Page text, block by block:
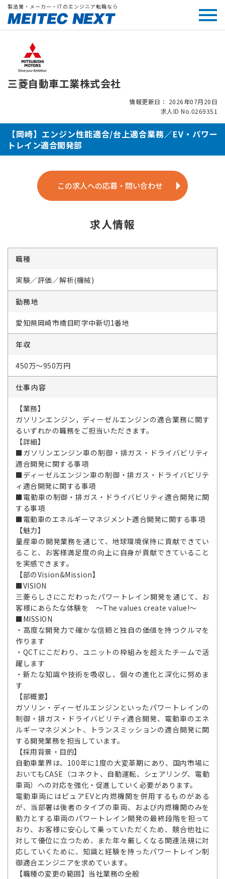
製造業・メーカー・ITのエンジニア転職なら
三菱自動車工業株式会社
情報更新日： 2026年07月20日
求人ID No.0269351
【岡崎】エンジン性能適合/台上適合業務／EV・パワー
トレイン適合開発部
この求人への応募・問い合わせ
求人情報
職種
実験／評価／解析(機械)
勤務地
愛知県岡崎市橋目町字中新切1番地
年収
450万～950万円
仕事内容
【業務】
ガソリンエンジン，ディーゼルエンジンの適合業務に関す
るいずれかの職務をご担当いただきます。
【詳細】
■ガソリンエンジン車の制御・排ガス・ドライバビリティ
適合開発に関する事項
■ディーゼルエンジン車の制御・排ガス・ドライバビリテ
ィ適合開発に関する事項
■電動車の制御・排ガス・ドライバビリティ適合開発に関
する事項
■電動車のエネルギーマネジメント適合開発に関する事項
【魅力】
量産車の開発業務を通じて、地球環境保持に貢献できてい
ること、お客様満足度の向上に自身が貢献できていること
を実感できます。
【部のVision&Mission】
■VISION
三菱らしさにこだわったパワートレイン開発を通じて、お
客様にあらたな体験を ～The values create value!～
■MISSION
・高度な開発力で確かな信頼と独自の価値を持つクルマを
作ります
・QCTにこだわり、ユニットの枠組みを超えたチームで活
躍します
・新たな知識や技術を吸収し、個々の進化と深化に努めま
す
【部概要】
ガソリン・ディーゼルエンジンといったパワートレインの
制御・排ガス・ドライバビリティ適合開発、電動車のエネ
ルギーマネジメント、トランスミッションの適合開発に関
する開発業務を担当しています。
【採用背景・目的】
自動車業界は、100年に1度の大変革期にあり、国内市場に
おいてもCASE（コネクト、自動運転、シェアリング、電動
車両）への対応を強化・促進していく必要があります。
電動車両にはピュアEVと内燃機関を併用するものがある
が、当部署は後者のタイプの車両、および内燃機関のみを
動力とする車両のパワートレイン開発の最終段階を担って
おり、お客様に安心して乗っていただくため、競合他社に
対して優位に立つため、また年々厳しくなる関連法規に対
応していくために、知識と経験を持ったパワートレイン制
御適合エンジニアを求めています。
【職種の変更の範囲】当社業務の全般